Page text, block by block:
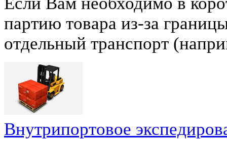
партию товара из-за
отдельный транспорт
Внутрипортовое